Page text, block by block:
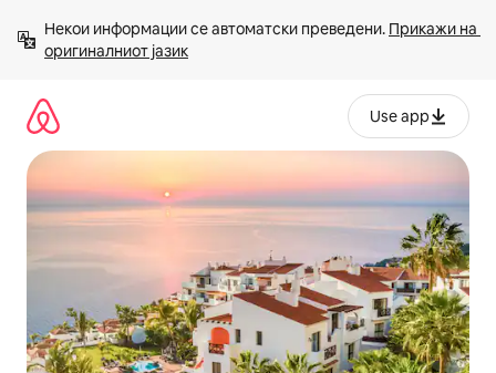
содржина
Некои информации се автоматски преведени. Прикажи на
оригиналниот јазик
Use app